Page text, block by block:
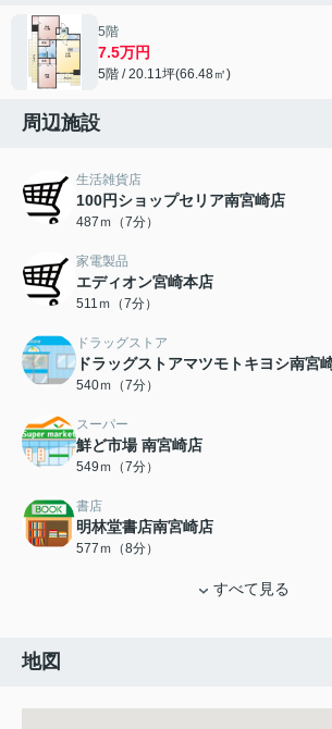
5階
7.5万円
5階 / 20.11坪(66.48㎡)
周辺施設
生活雑貨店
100円ショップセリア南宮崎店
487ｍ（7分）
家電製品
エディオン宮崎本店
511ｍ（7分）
ドラッグストア
ドラッグストアマツモトキヨシ南宮
540ｍ（7分）
スーパー
鮮ど市場 南宮崎店
549ｍ（7分）
書店
明林堂書店南宮崎店
577ｍ（8分）
すべて見る
地図